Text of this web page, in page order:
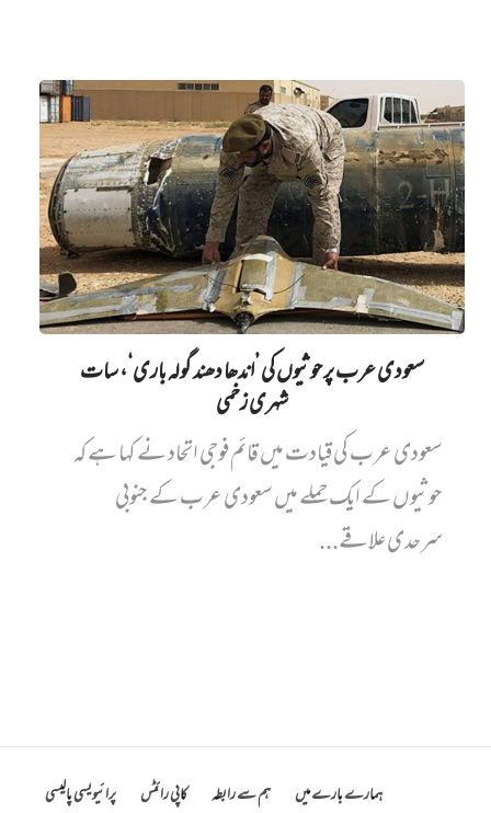
سعودی عرب پر حوثیوں کی ’اندھا دھند گولہ باری‘، سات
شہری زخمی
سعودی عرب کی قیادت میں قائم فوجی اتحاد نے کہا ہے کہ
حوثیوں کے ایک حملے میں سعودی عرب کے جنوبی
سرحدی علاقے...
ہمارے بارے میں ہم سے رابطہ کاپی رائٹس پرائیویسی پالیسی